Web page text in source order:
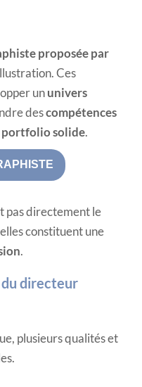
proposée par
Ces
un univers
descompétences
portfolio solide.
pas directement le
constituent une
.
directeur
plusieurs qualités et